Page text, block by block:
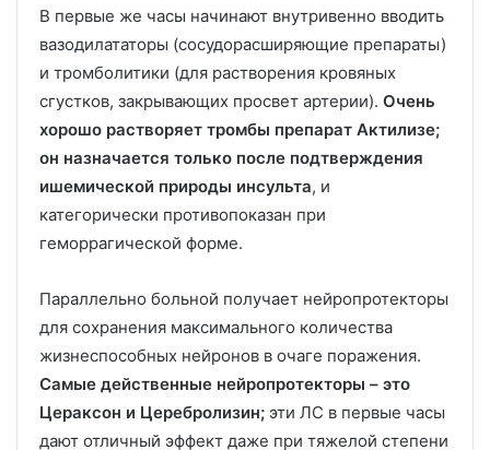
В первые же часы начинают внутривенно вводить
вазодилататоры (сосудорасширяющие препараты)
и тромболитики (для растворения кровяных
сгустков, закрывающих просвет артерии). Очень
хорошо растворяет тромбы препарат Актилизе;
он назначается только после подтверждения
ишемической природы инсульта, и
категорически противопоказан при
геморрагической форме.
Параллельно больной получает нейропротекторы
для сохранения максимального количества
жизнеспособных нейронов в очаге поражения.
Самые действенные нейропротекторы – это
Цераксон и Церебролизин; эти ЛС в первые часы
дают отличный эффект даже при тяжелой степени